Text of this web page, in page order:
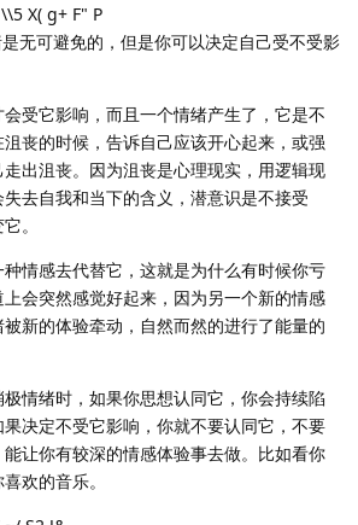
X( g+ F" P
无可避免的，但是你可以决定自己受不受影
受它影响，而且一个情绪产生了，它是不
丧的时候，告诉自己应该开心起来，或强
出沮丧。因为沮丧是心理现实，用逻辑现
去自我和当下的含义，潜意识是不接受
。
情感去代替它，这就是为什么有时候你亏
会突然感觉好起来，因为另一个新的情感
新的体验牵动，自然而然的进行了能量的
情绪时，如果你思想认同它，你会持续陷
决定不受它影响，你就不要认同它，不要
让你有较深的情感体验事去做。比如看你
欢的音乐。